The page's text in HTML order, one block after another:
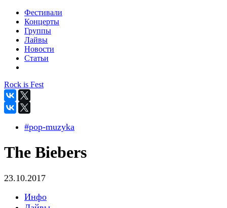
Фестивали
Концерты
Группы
Лайвы
Новости
Статьи
Rock is Fest
#pop-muzyka
The Biebers
23.10.2017
Инфо